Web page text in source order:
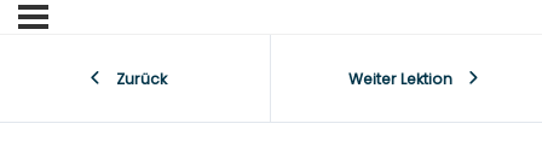
Zurück Weiter Lektion